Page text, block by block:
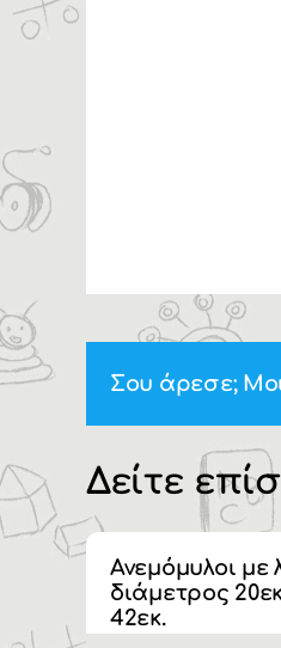
Σου άρεσε;
Δείτε
Ανεμόμυλοι με
διάμετρος
42εκ.